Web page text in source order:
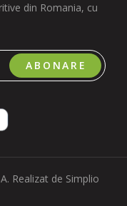
din Romania, cu
ABONARE
Realizat de Simplio